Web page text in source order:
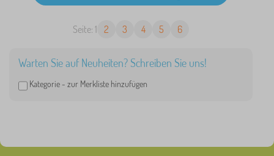
Seite: 1 2 3 4 5 6
Warten Sie auf Neuheiten? Schreiben Sie uns!
Kategorie - zur Merkliste hinzufügen